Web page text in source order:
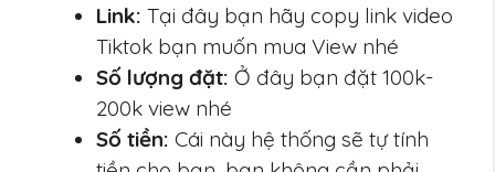
Link: Tại đây bạn hãy copy link video
Tiktok bạn muốn mua View nhé
Số lượng đặt: Ở đây bạn đặt 100k-
200k view nhé
Số tiền: Cái này hệ thống sẽ tự tính